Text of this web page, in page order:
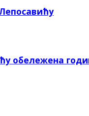
обележена